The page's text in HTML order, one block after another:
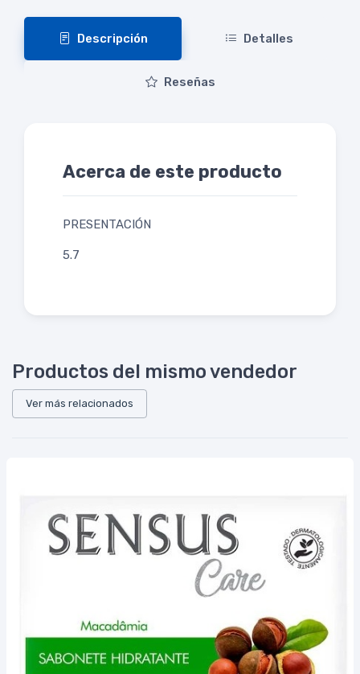
Descripción Detalles
Reseñas
Acerca de este producto
PRESENTACIÓN
5.7
Productos del mismo vendedor
Ver más relacionados